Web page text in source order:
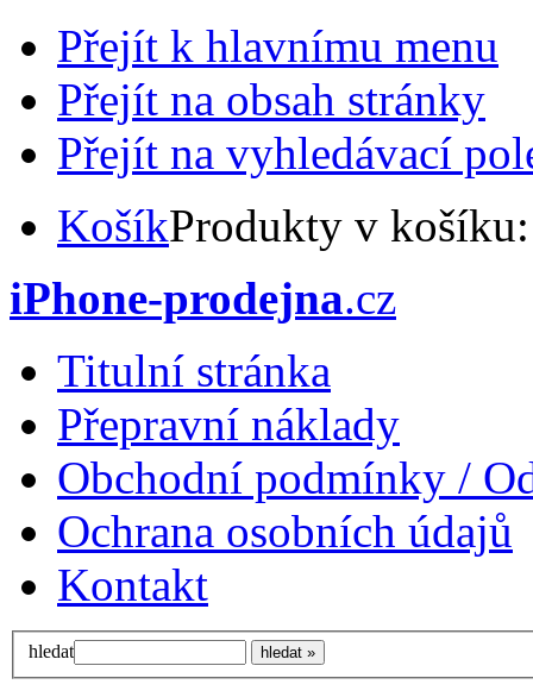
Přejít k hlavnímu menu
Přejít na obsah stránky
Přejít na vyhledávací
KošíkProdukty v
iPhone-prodejna.cz
Titulní stránka
Přepravní náklady
Obchodní podmínky /
Ochrana osobních údajů
Kontakt
hledat